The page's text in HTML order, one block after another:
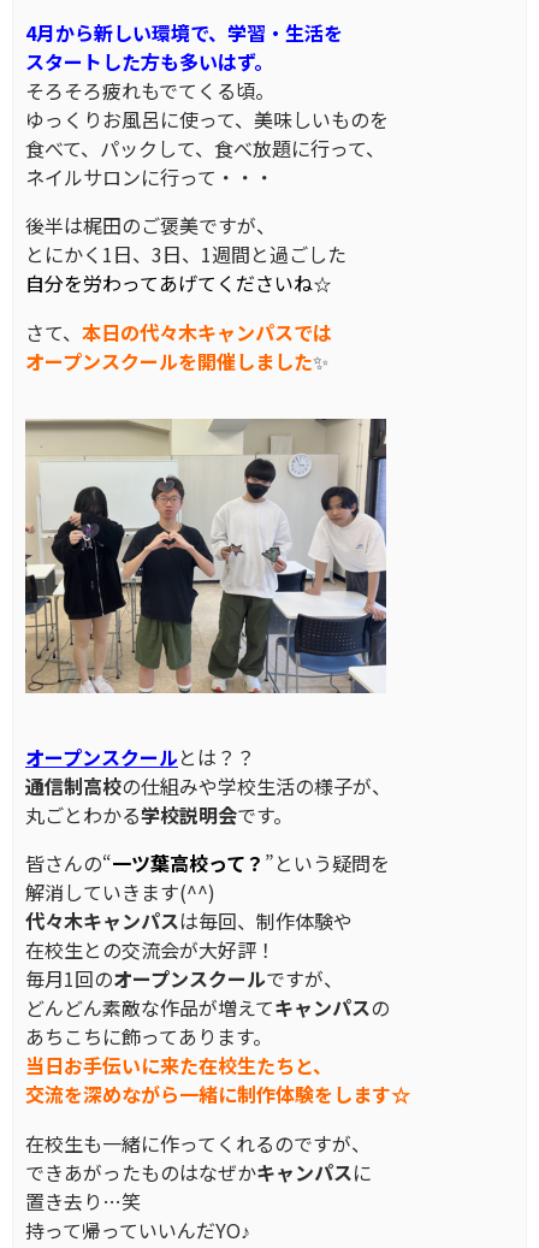
4月から新しい環境で、学習・生活を
スタートした方も多いはず。
そろそろ疲れもでてくる頃。
ゆっくりお風呂に使って、美味しいものを
食べて、パックして、食べ放題に行って、
ネイルサロンに行って・・・
後半は梶田のご褒美ですが、
とにかく1日、3日、1週間と過ごした
自分を労わってあげてくださいね☆
さて、 本日の代々木キャンパスでは
オープンスクールを開催しました✨
オープンスクールとは？？
通信制高校の仕組みや学校生活の様子が、
丸ごとわかる学校説明会です。
皆さんの“一ツ葉高校って？ ”という疑問を
解消していきます(^^)
代々木キャンパスは毎回、制作体験や
在校生との交流会が大好評！
毎月1回のオープンスクールですが、
どんどん素敵な作品が増えてキャンパスの
あちこちに飾ってあります。
当日お手伝いに来た在校生たちと、
交流を深めながら一緒に制作体験をします☆
在校生も一緒に作ってくれるのですが、
できあがったものはなぜかキャンパスに
置き去り…笑
持って帰っていいんだYO♪